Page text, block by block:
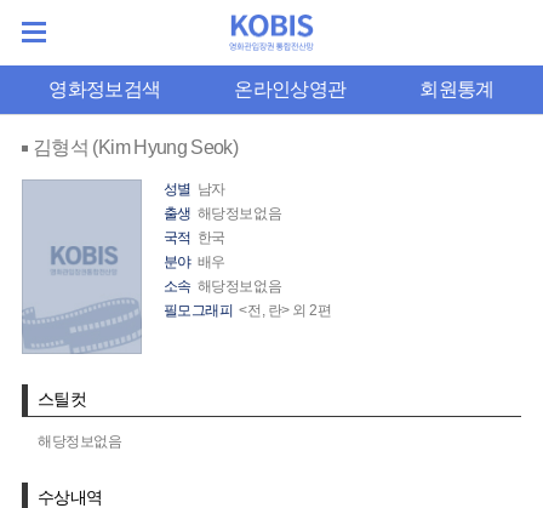
영화정보검색 온라인상영관 회원통계
김형석 (Kim Hyung Seok)
성별 남자
출생 해당정보없음
국적 한국
분야 배우
소속 해당정보없음
필모그래피 <전, 란> 외 2편
스틸컷
해당정보없음
수상내역